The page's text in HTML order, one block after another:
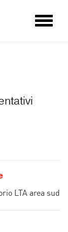
Toggle
LTA area sud